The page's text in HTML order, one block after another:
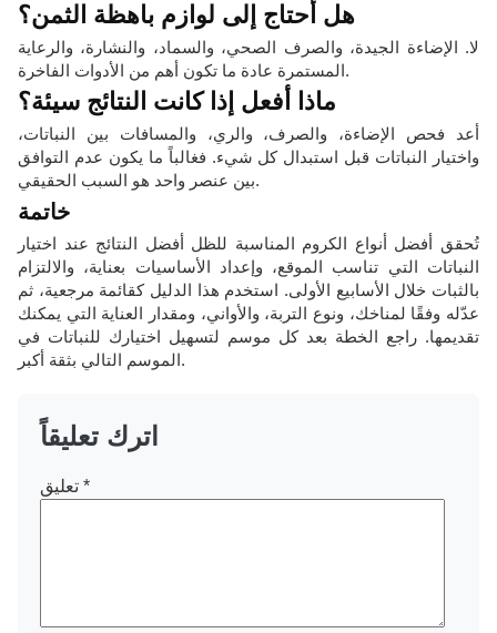
هل أحتاج إلى لوازم باهظة الثمن؟
لا. الإضاءة الجيدة، والصرف الصحي، والسماد، والنشارة، والرعاية
المستمرة عادة ما تكون أهم من الأدوات الفاخرة.
ماذا أفعل إذا كانت النتائج سيئة؟
أعد فحص الإضاءة، والصرف، والري، والمسافات بين النباتات،
واختيار النباتات قبل استبدال كل شيء. فغالباً ما يكون عدم التوافق
بين عنصر واحد هو السبب الحقيقي.
خاتمة
تُحقق أفضل أنواع الكروم المناسبة للظل أفضل النتائج عند اختيار
النباتات التي تناسب الموقع، وإعداد الأساسيات بعناية، والالتزام
بالثبات خلال الأسابيع الأولى. استخدم هذا الدليل كقائمة مرجعية، ثم
عدّله وفقًا لمناخك، ونوع التربة، والأواني، ومقدار العناية التي يمكنك
تقديمها. راجع الخطة بعد كل موسم لتسهيل اختيارك للنباتات في
الموسم التالي بثقة أكبر.
اترك تعليقاً
*